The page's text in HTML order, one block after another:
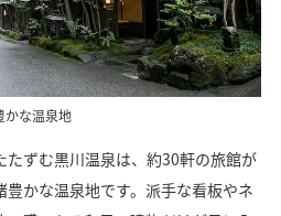
かな温泉地
ずむ黒川温泉は、約30軒の旅館が
かな温泉地です。派手な看板やネ